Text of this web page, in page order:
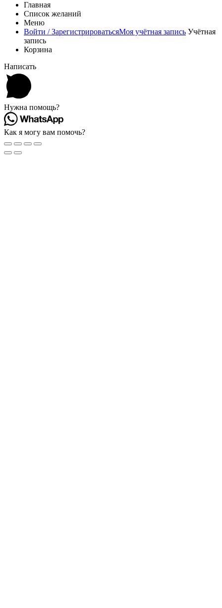
Главная
Список желаний
Меню
Войти / ЗарегистрироватьсяМоя учётная запись Учётная
запись
Корзина
Написать
Нужна помощь?
Как я могу вам помочь?